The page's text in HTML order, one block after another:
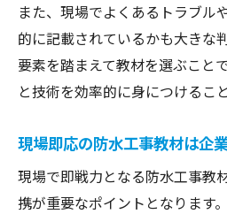
また、現場でよくあるトラブル
的に記載されているかも大きな
要素を踏まえて教材を選ぶこと
と技術を効率的に身につけるこ
現場即応の防水工事教材は企
現場で即戦力となる防水工事教
携が重要なポイントとなります